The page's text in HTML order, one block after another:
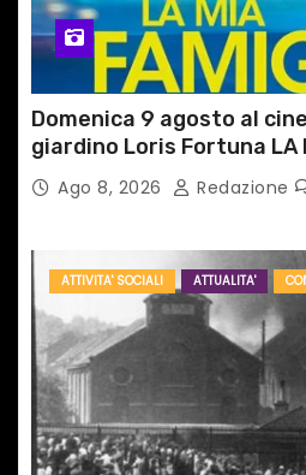
Domenica 9 agosto al
giardino Loris Fortuna LA
TAIPEIAgo 8, 2026 Redazione
ATTIVITA' SOCIALI ATTUALITA'